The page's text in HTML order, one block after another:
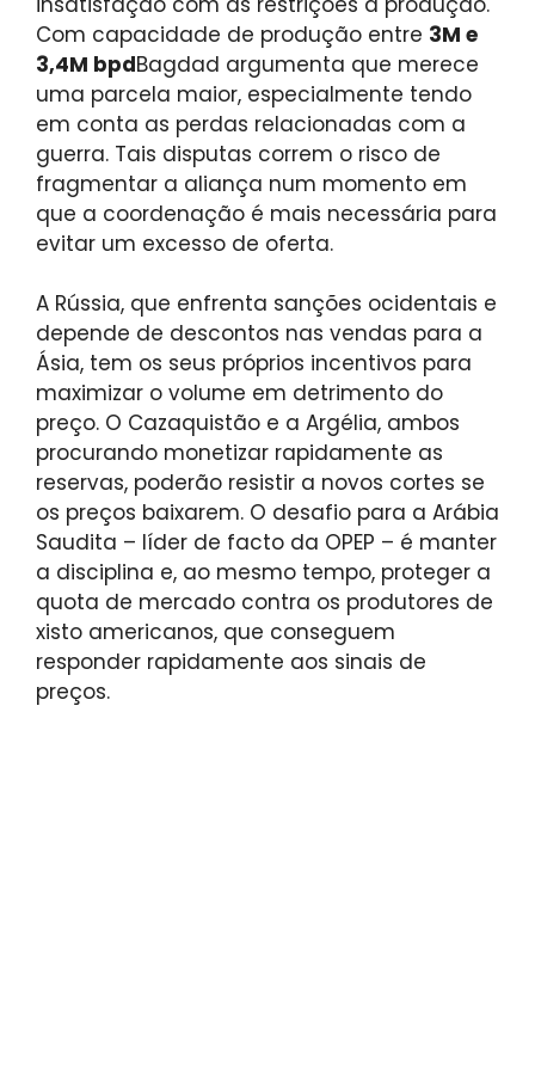
Com capacidade de produção entre 3M e
3,4M bpdBagdad argumenta que merece
uma parcela maior, especialmente tendo
em conta as perdas relacionadas com a
guerra. Tais disputas correm o risco de
fragmentar a aliança num momento em
que a coordenação é mais necessária para
evitar um excesso de oferta.
A Rússia, que enfrenta sanções ocidentais e
depende de descontos nas vendas para a
Ásia, tem os seus próprios incentivos para
maximizar o volume em detrimento do
preço. O Cazaquistão e a Argélia, ambos
procurando monetizar rapidamente as
reservas, poderão resistir a novos cortes se
os preços baixarem. O desafio para a Arábia
Saudita – líder de facto da OPEP – é manter
a disciplina e, ao mesmo tempo, proteger a
quota de mercado contra os produtores de
xisto americanos, que conseguem
responder rapidamente aos sinais de
preços.